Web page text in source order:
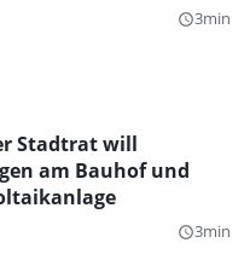
query_builder3min
Stadtrat will
am Bauhof und
query_builder3min